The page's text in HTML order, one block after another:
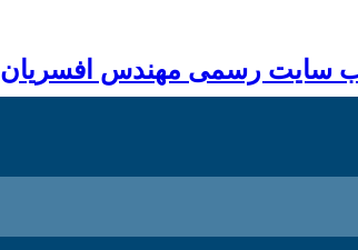
سایت رسمی مهندس افسریان